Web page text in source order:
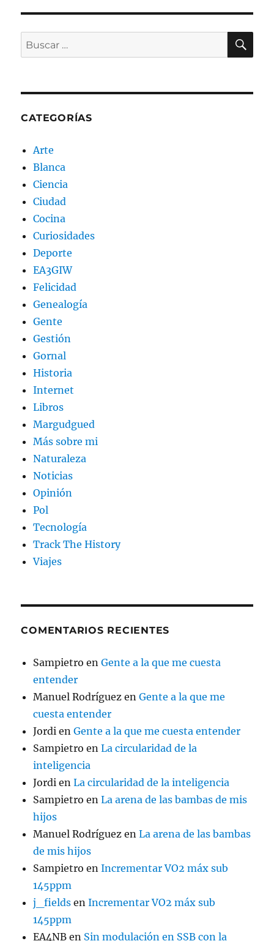
Buscar
por:
CATEGORÍAS
Arte
Blanca
Ciencia
Ciudad
Cocina
Curiosidades
Deporte
EA3GIW
Felicidad
Genealogía
Gente
Gestión
Gornal
Historia
Internet
Libros
Margudgued
Más sobre mi
Naturaleza
Noticias
Opinión
Pol
Tecnología
Track The History
Viajes
COMENTARIOS RECIENTES
Sampietro enGente a la que me cuesta
entender
Manuel Rodríguez enGente a la que me
cuesta entender
Jordi enGente a la que me cuesta entender
Sampietro enLa circularidad de la
inteligencia
Jordi enLa circularidad de la inteligencia
Sampietro enLa arena de las bambas de mis
hijos
Manuel Rodríguez enLa arena de las bambas
de mis hijos
Sampietro enIncrementar VO2 máx sub
145ppm
j_fields enIncrementar VO2 máx sub
145ppm
EA4NB en Sin modulación en SSB con la